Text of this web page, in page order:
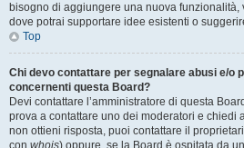
bisogno di aggiungere una nuova funzionalità,
dove potrai supportare idee esistenti o
Top
Chi devo contattare per segnalare abusi e/o
concernenti questa Board?
Devi contattare l’amministratore di questa
prova a contattare uno dei moderatori e chiedi
non ottieni risposta, puoi contattare il
con whois) oppure, se la Board è ospitata da